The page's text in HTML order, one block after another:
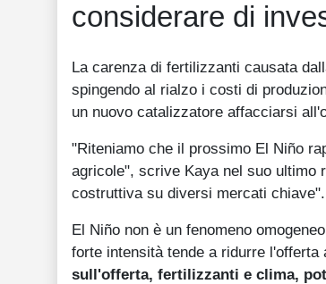
considerare di
La carenza di fertilizzanti causata
spingendo al rialzo i costi di
un nuovo catalizzatore affacciarsi
"Riteniamo che il prossimo El Niño
agricole", scrive Kaya nel suo ultimo
costruttiva su diversi mercati chiave".
El Niño non è un fenomeno
forte intensità tende a ridurre
sull'offerta, fertilizzanti e clima,